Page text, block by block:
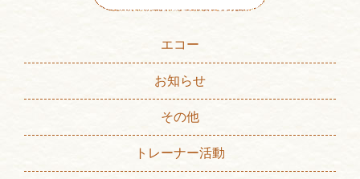
エコー
お知らせ
その他
トレーナー活動